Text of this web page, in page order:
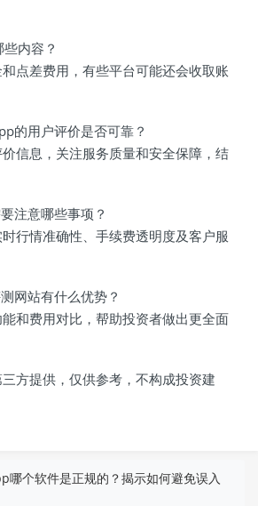
内容？
点差费用，有些平台可能还会收取账
的用户评价是否可靠？
信息，关注服务质量和安全保障，结
注意哪些事项？
行情准确性、手续费透明度及客户服
网站有什么优势？
和费用对比，帮助投资者做出更全面
方提供，仅供参考，不构成投资建
哪个软件是正规的？揭示如何避免误入